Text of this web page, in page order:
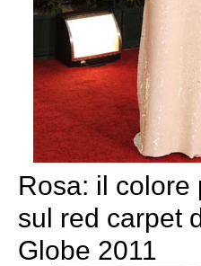
Rosa: il colore
sul red carpet
Globe 2011